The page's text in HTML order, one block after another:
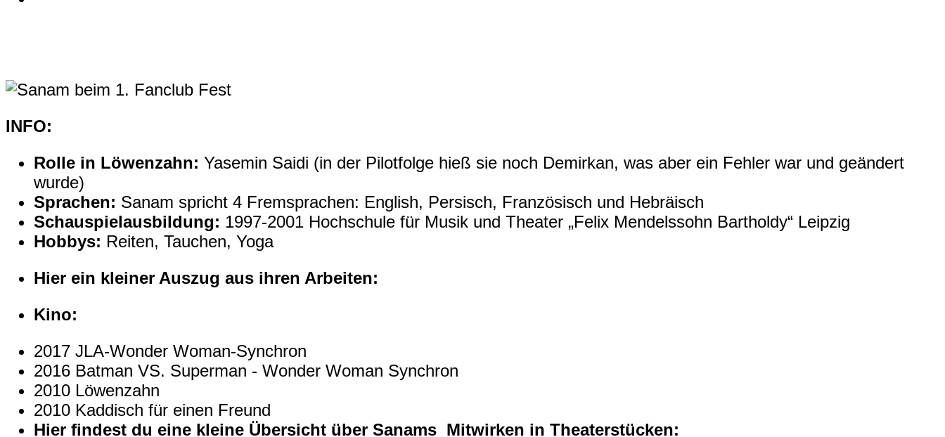
INFO:
Rolle in Löwenzahn: Yasemin Saidi (in der Pilotfolge hieß sie noch Demirkan, was aber ein Fehler war und geändert
wurde)
Sprachen: Sanam spricht 4 Fremsprachen: English, Persisch, Französisch und Hebräisch
Schauspielausbildung: 1997-2001 Hochschule für Musik und Theater „Felix Mendelssohn Bartholdy“ Leipzig
Hobbys: Reiten, Tauchen, Yoga
Hier ein kleiner Auszug aus ihren Arbeiten:
Kino:
2017 JLA-Wonder Woman-Synchron
2016 Batman VS. Superman - Wonder Woman Synchron
2010 Löwenzahn
2010 Kaddisch für einen Freund
Hier findest du eine kleine Übersicht über Sanams Mitwirken in Theaterstücken: